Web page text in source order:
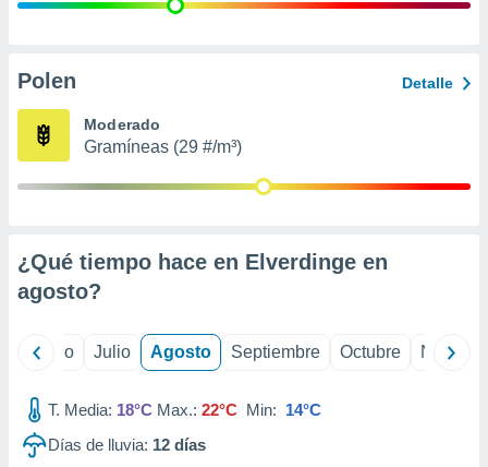
e
publicidad
Polen Detalle
Moderado
Gramíneas (29 #/m³)
¿Qué tiempo hace en Elverdinge en
agosto?
Junio Julio Agosto Septiembre Octubre
T. Media: 18°C Max.: 22°C Min: 14°C
Días de lluvia: 12 días